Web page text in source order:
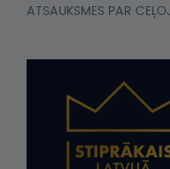
ATSAUKSMES PAR